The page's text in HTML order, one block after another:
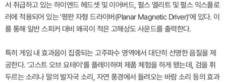
서 취급하고 있는 하이엔드 헤드셋 및 이어버드, 펄스 엘리트 및 펄스 익스플로
러에 적용되어 있는 '평판 자형 드라이버(Planar Magnetic Driver)'에 있다. 이
를 통해 일반 스피커 대비 왜곡이 적은 고해상도 사운드를 출력한다.
특히 게임 내 효과음이 집중되는 고주파수 영역에서 대단히 선명한 음질을 제
공한다. '고스트 오브 요테이'를 플레이하며 제품 체험을 하게 됐는데, 검을 휘
두르는 소리나 말의 발자국 소리, 자연 풍경에서 들려오는 바람 소리 등의 효과